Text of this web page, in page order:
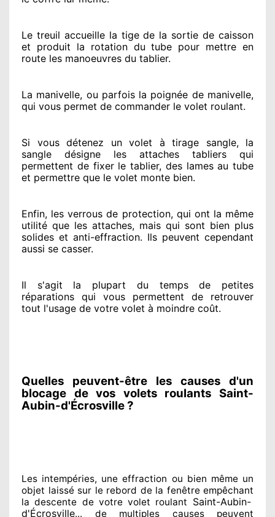
Le treuil accueille la tige de la sortie de caisson
et produit la rotation du tube pour mettre en
route les manoeuvres du tablier.
La manivelle, ou parfois la poignée de manivelle,
qui vous permet de commander le volet roulant.
Si vous détenez un volet à tirage sangle, la
sangle désigne les attaches tabliers qui
permettent de fixer le tablier, des lames au tube
et permettre que le volet monte bien.
Enfin, les verrous de protection, qui ont la même
utilité que les attaches, mais qui sont bien plus
solides et anti-effraction. Ils peuvent cependant
aussi se casser.
Il s'agit la plupart du tempsde petites
réparations qui vous permettent de retrouver
tout l'usage de votre volet à moindre coût.
Quelles peuvent-être les causes d'un
blocage de vos volets roulants Saint-
Aubin-d'Écrosville ?
Les intempéries, une effraction ou bien même un
objet laissésur le rebord de la fenêtre empêchant
la descente de votre volet roulant Saint-Aubin-
d'Écrosville... de multiples causes peuvent